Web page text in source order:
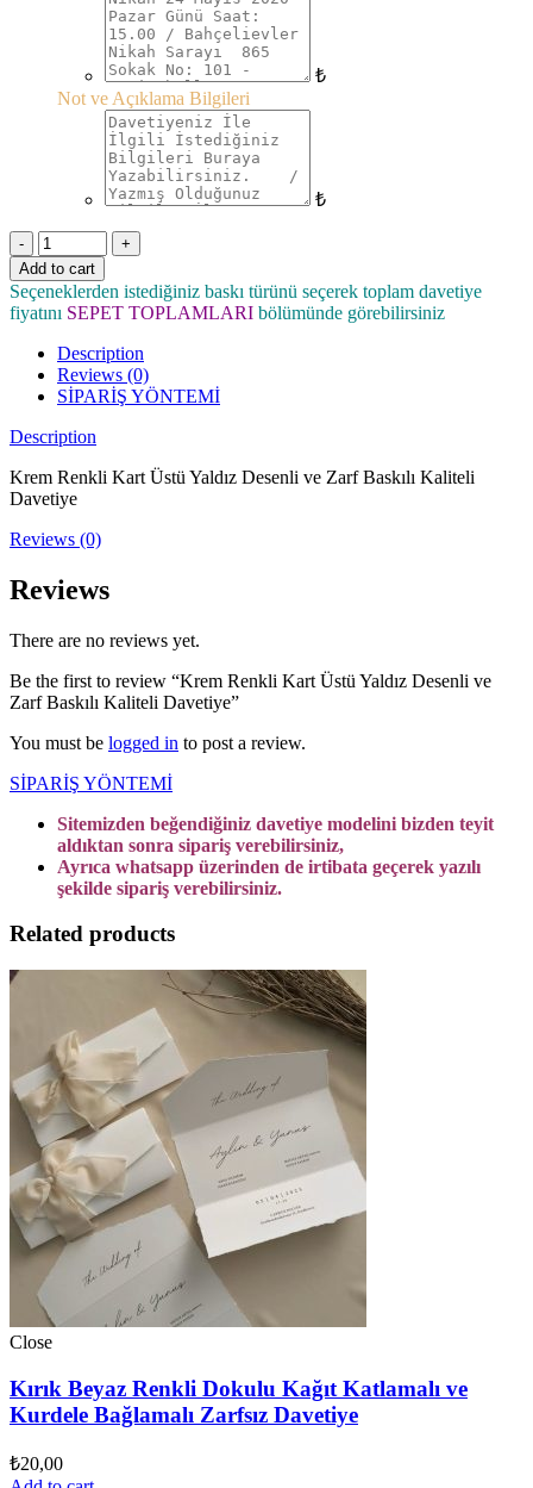
₺
Not ve Açıklama Bilgileri
₺
Quantity
Add to cart
Seçeneklerden istediğiniz baskı türünü seçerek toplam davetiye
fiyatını SEPET TOPLAMLARI bölümünde görebilirsiniz
Description
Reviews (0)
SİPARİŞ YÖNTEMİ
Description
Krem Renkli Kart Üstü Yaldız Desenli ve Zarf Baskılı Kaliteli
Davetiye
Reviews (0)
Reviews
There are no reviews yet.
Be the first to review “Krem Renkli Kart Üstü Yaldız Desenli ve
Zarf Baskılı Kaliteli Davetiye”
You must be logged in to post a review.
SİPARİŞ YÖNTEMİ
Sitemizden beğendiğiniz davetiye modelini bizden teyit
aldıktan sonra sipariş verebilirsiniz,
Ayrıca whatsapp üzerinden de irtibata geçerek yazılı
şekilde sipariş verebilirsiniz.
Related products
Close
Kırık Beyaz Renkli Dokulu Kağıt Katlamalı ve
Kurdele Bağlamalı Zarfsız Davetiye
₺20,00